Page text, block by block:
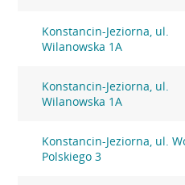
Konstancin-Jeziorna, ul.
Wilanowska 1A
Konstancin-Jeziorna, ul.
Wilanowska 1A
Konstancin-Jeziorna, ul.
Polskiego 3